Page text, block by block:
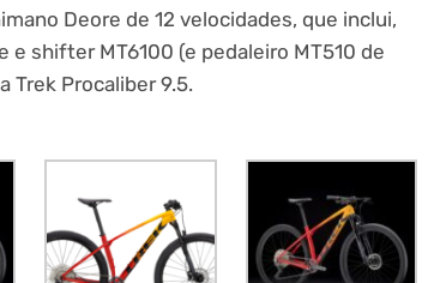
Deore de 12 velocidades, que inclui,
shifter MT6100 (e pedaleiro MT510 de
Trek Procaliber 9.5.